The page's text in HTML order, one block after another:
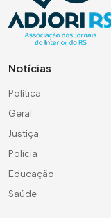
Notícias
Política
Geral
Justiça
Polícia
Educação
Saúde